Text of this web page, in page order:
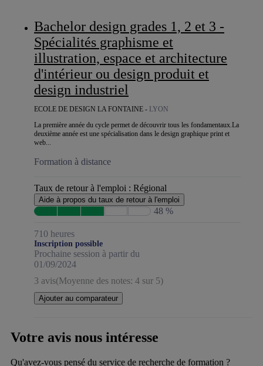
Bachelor design grades 1, 2 et 3 -
Spécialités graphisme et
illustration, espace et architecture
d'intérieur ou design produit et
design industriel
ECOLE DE DESIGN LA FONTAINE - LYON
La première année du cycle permet de découvrir tous les fondamentaux.La
deuxième année est une spécialisation dans le design graphique print et
web...
Formation à distance
Taux de retour à l'emploi : Régional
Aide à propos du taux de retour à l'emploi
48 %
710 heures
Inscription possible
Prochaine session à partir du
01/09/2024
3 avis(Moyenne des notes: 4 sur 5)
Ajouter au comparateur
Votre avis nous intéresse
Qu'avez-vous pensé du service de recherche de formation ?